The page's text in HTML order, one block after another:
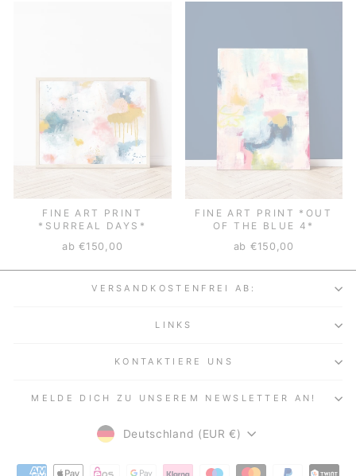
FINE ART PRINT
*SURREAL DAYS*
ab €150,00
FINE ART PRINT *OUT
OF THE BLUE 4*
ab €150,00
VERSANDKOSTENFREI AB:
LINKS
KONTAKTIERE UNS
MELDE DICH ZU UNSEREM NEWSLETTER AN!
WÄHRUNG
Deutschland (EUR €)